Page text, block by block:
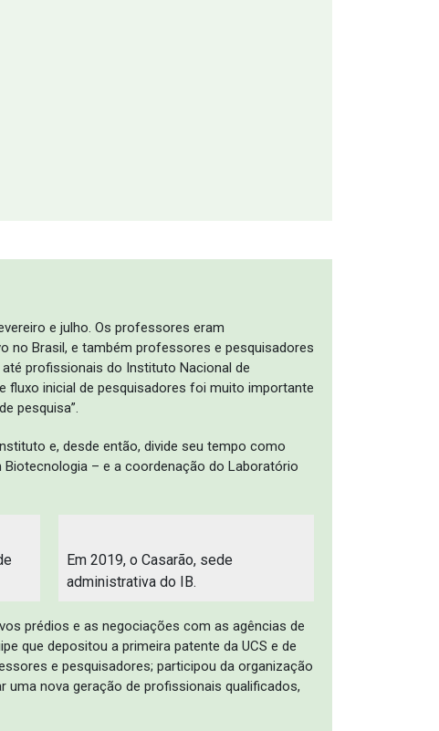
e julho. Os professores eram
no Brasil, e também professores e pesquisadores
profissionais do Instituto Nacional de
fluxo inicial de pesquisadores foi muito importante
pesquisa”.
e, desde então, divide seu tempo como
– e a coordenação do Laboratório
Em 2019, o Casarão, sede
administrativa do IB.
prédios e as negociações com as agências de
que depositou a primeira patente da UCS e de
e pesquisadores; participou da organização
nova geração de profissionais qualificados,